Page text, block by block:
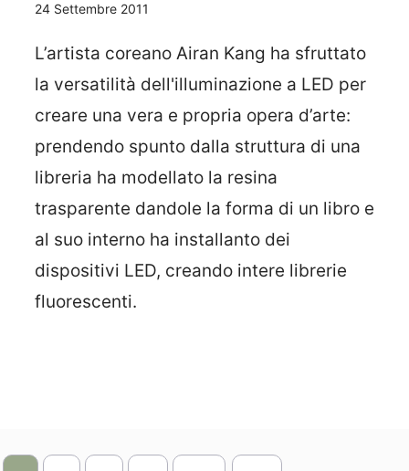
24 Settembre 2011
L’artista coreano Airan Kang ha sfruttato
la versatilità dell'illuminazione a LED per
creare una vera e propria opera d’arte:
prendendo spunto dalla struttura di una
libreria ha modellato la resina
trasparente dandole la forma di un libro e
al suo interno ha installanto dei
dispositivi LED, creando intere librerie
fluorescenti.